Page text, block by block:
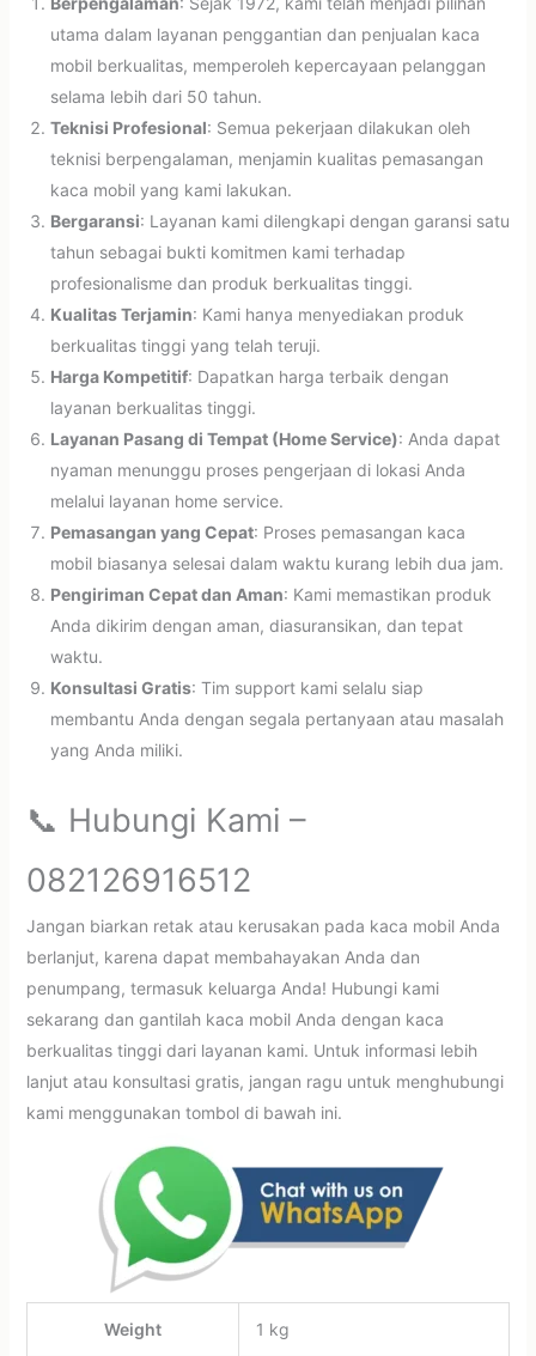
utama dalam layanan penggantian dan penjualan kaca
mobil berkualitas, memperoleh kepercayaan pelanggan
selama lebih dari 50 tahun.
Teknisi Profesional: Semua pekerjaan dilakukan oleh
teknisi berpengalaman, menjamin kualitas pemasangan
kaca mobil yang kami lakukan.
Bergaransi: Layanan kami dilengkapi dengan garansi satu
tahun sebagai bukti komitmen kami terhadap
profesionalisme dan produk berkualitas tinggi.
Kualitas Terjamin: Kami hanya menyediakan produk
berkualitas tinggi yang telah teruji.
Harga Kompetitif: Dapatkan harga terbaik dengan
layanan berkualitas tinggi.
Layanan Pasang di Tempat (Home Service): Anda dapat
nyaman menunggu proses pengerjaan di lokasi Anda
melalui layanan home service.
Pemasangan yang Cepat: Proses pemasangan kaca
mobil biasanya selesai dalam waktu kurang lebih dua jam.
Pengiriman Cepat dan Aman: Kami memastikan produk
Anda dikirim dengan aman, diasuransikan, dan tepat
waktu.
Konsultasi Gratis: Tim support kami selalu siap
membantu Anda dengan segala pertanyaan atau masalah
yang Anda miliki.
📞 Hubungi Kami –
082126916512
Jangan biarkan retak atau kerusakan pada kaca mobil Anda
berlanjut, karena dapat membahayakan Anda dan
penumpang, termasuk keluarga Anda! Hubungi kami
sekarang dan gantilah kaca mobil Anda dengan kaca
berkualitas tinggi dari layanan kami. Untuk informasi lebih
lanjut atau konsultasi gratis, jangan ragu untuk menghubungi
kami menggunakan tombol di bawah ini.
Weight 1 kg